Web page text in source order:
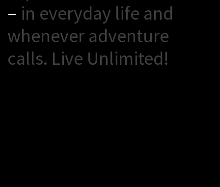
– in everyday life and
whenever adventure
calls. Live Unlimited!